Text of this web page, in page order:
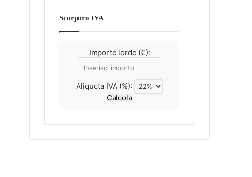
Scorporo IVA
Importo lordo (€):
Aliquota IVA (%):
Calcola